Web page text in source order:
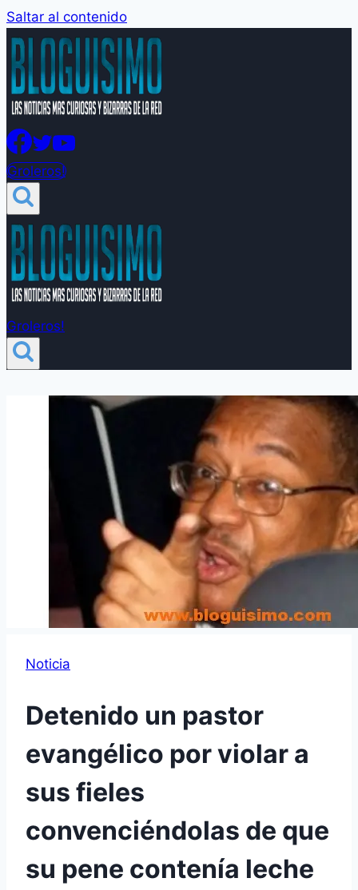
Saltar al contenido
Groleros!
Groleros!
Noticia
Detenido un pastor
evangélico por violar a
sus fieles
convenciéndolas de que
su pene contení­a leche